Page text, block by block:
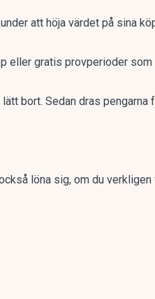
att höja värdet på sina
eller gratis provperioder som
bort. Sedan dras pengarna
löna sig, om du